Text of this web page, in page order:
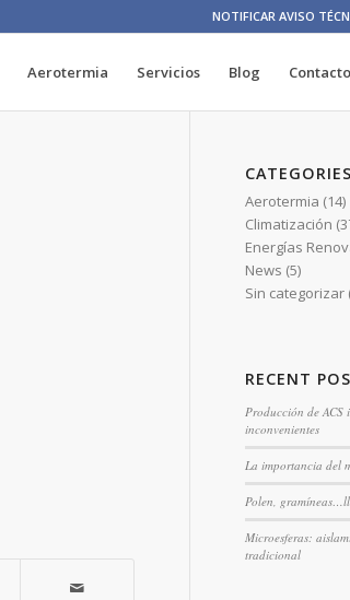
NOTIFICAR AVISO
Aerotermia Servicios Blog Contacto
CATEGORIES
Aerotermia (14)
Climatización
Energías
News (5)
Sin categorizar
RECENT
Producción de ACS
inconvenientes
La importancia del
Polen,
Microesferas:
tradicional